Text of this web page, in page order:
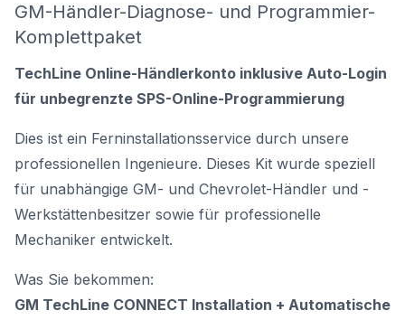
GM-Händler-Diagnose- und Programmier-
Komplettpaket
TechLine Online-Händlerkonto inklusive Auto-Login
für unbegrenzte SPS-Online-Programmierung
Dies ist ein Ferninstallationsservice durch unsere
professionellen Ingenieure. Dieses Kit wurde speziell
für unabhängige GM- und Chevrolet-Händler und -
Werkstättenbesitzer sowie für professionelle
Mechaniker entwickelt.
Was Sie bekommen:
GM TechLine CONNECT Installation + Automatische